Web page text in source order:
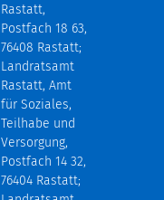
Rastatt,
Postfach 18 63,
76408 Rastatt;
Landratsamt
Rastatt, Amt
für Soziales,
Teilhabe und
Versorgung,
Postfach 14 32,
76404 Rastatt;